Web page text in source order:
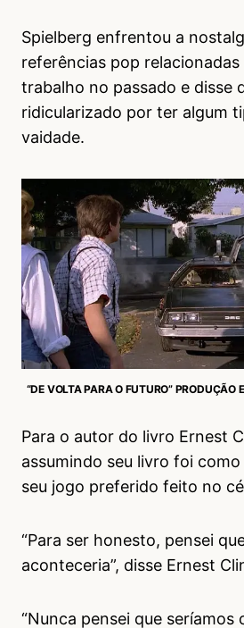
Spielberg enfrentou a
referências pop
trabalho no passado e disse
ridicularizado por ter algum
vaidade.
“DE VOLTA PARA O FUTURO” PRODUÇÃO
Para o autor do livro Ernest
assumindo seu livro foi
seu jogo preferido feito no
“Para ser honesto, pensei
aconteceria”, disse Ernest
“Nunca pensei que seríamos